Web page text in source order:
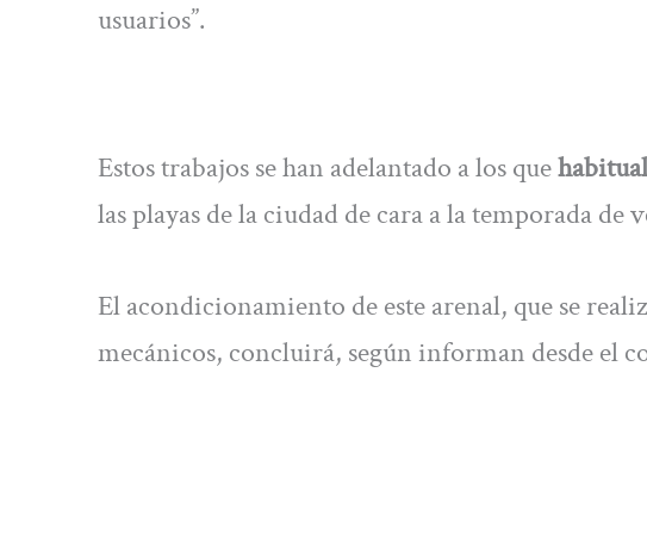
usuarios”.
Estos trabajos se han adelantado a los que
las playas de la ciudad de cara a la temporada de
El acondicionamiento de este arenal, que se
mecánicos, concluirá, según informan desde el